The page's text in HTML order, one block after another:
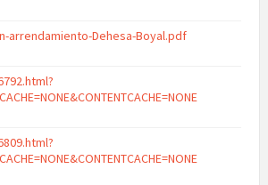
arrendamiento-Dehesa-Boyal.pdf